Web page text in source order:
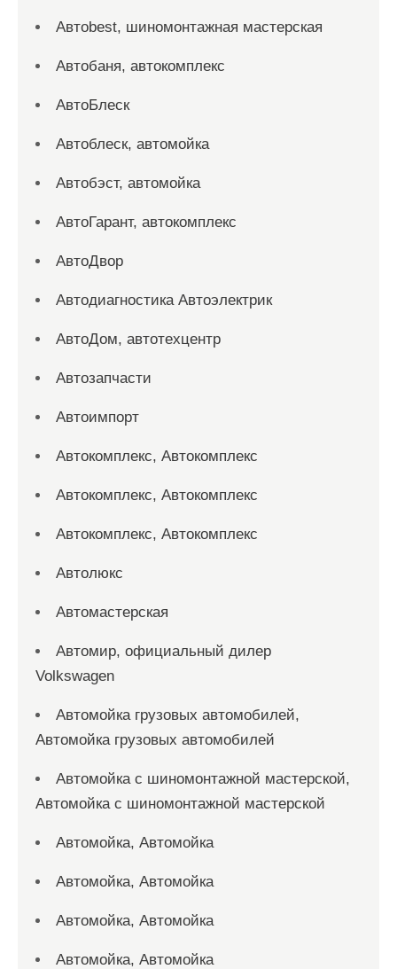
Автоbest, шиномонтажная мастерская
Автобаня, автокомплекс
АвтоБлеск
Автоблеск, автомойка
Автобэст, автомойка
АвтоГарант, автокомплекс
АвтоДвор
Автодиагностика Автоэлектрик
АвтоДом, автотехцентр
Автозапчасти
Автоимпорт
Автокомплекс, Автокомплекс
Автокомплекс, Автокомплекс
Автокомплекс, Автокомплекс
Автолюкс
Автомастерская
Автомир, официальный дилер
Volkswagen
Автомойка грузовых автомобилей,
Автомойка грузовых автомобилей
Автомойка с шиномонтажной мастерской,
Автомойка с шиномонтажной мастерской
Автомойка, Автомойка
Автомойка, Автомойка
Автомойка, Автомойка
Автомойка, Автомойка